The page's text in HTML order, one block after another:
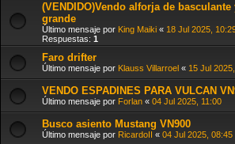
(VENDIDO)Vendo alforja de
grande
Último mensaje por King Maiki « 18 Jul 2025,
Respuestas: 1
Faro drifter
Último mensaje por Klauss Villarroel « 15 Jul
VENDO ESPADINES PARA VULCAN
Último mensaje por Forlan « 04 Jul 2025, 11:00
Busco asiento Mustang VN900
Último mensaje por RicardoII « 04 Jul 2025, 08:45